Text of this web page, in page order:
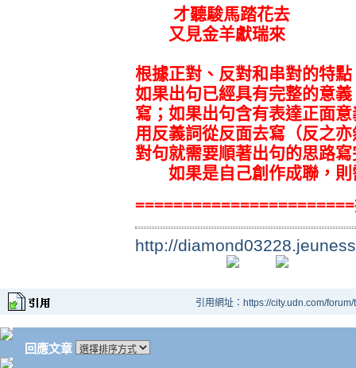
才聽駿馬踏花去
又見金羊獻瑞來
根據正對、反對和串對的特
如果出句已經具有完整的意
寫；如果出句含有表達正面
用反義詞從反面去寫（反之
對句就需要順著出句的思路
如果是自己創作成聯，則
http://
引用網址：https://city.udn.com/
回應文章